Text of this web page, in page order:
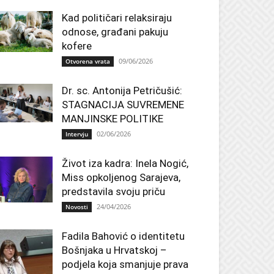
Kad političari relaksiraju
odnose, građani pakuju
kofere
Otvorena vrata 09/06/2026
Dr. sc. Antonija Petričušić:
STAGNACIJA SUVREMENE
MANJINSKE POLITIKE
Intervju 02/06/2026
Život iza kadra: Inela Nogić,
Miss opkoljenog Sarajeva,
predstavila svoju priču
Novosti 24/04/2026
Fadila Bahović o identitetu
Bošnjaka u Hrvatskoj –
podjela koja smanjuje prava